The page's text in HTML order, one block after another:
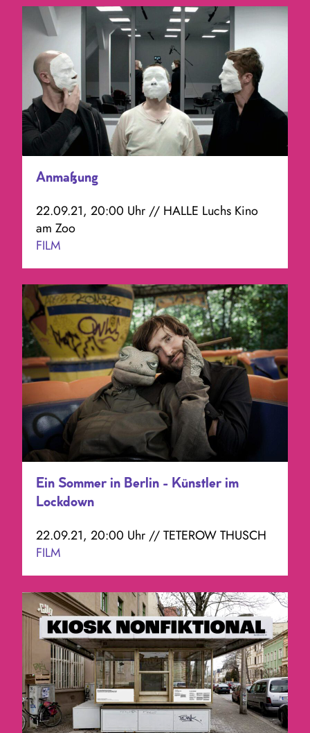
Anmaßung
22.09.21, 20:00 Uhr // HALLE Luchs Kino
am Zoo
FILM
Ein Sommer in Berlin - Künstler im
Lockdown
22.09.21, 20:00 Uhr // TETEROW THUSCH
FILM